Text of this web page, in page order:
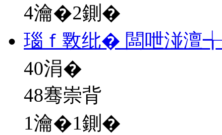
4瀹�2鍘�
瑙ｆ斁纰� 闆呭湴澶
40涓�
48骞崇背
1瀹�1鍘�